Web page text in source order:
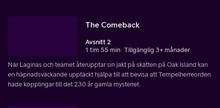
The Comeback
Avsnitt 2
1 tim 55 min Tillgänglig 3+ månader
När Laginas och teamet återupptar sin jakt på skatten på Oak Island kan
en häpnadsväckande upptäckt hjälpa till att bevisa att Tempelherreorden
hade kopplingar till det 230 år gamla mysteriet.